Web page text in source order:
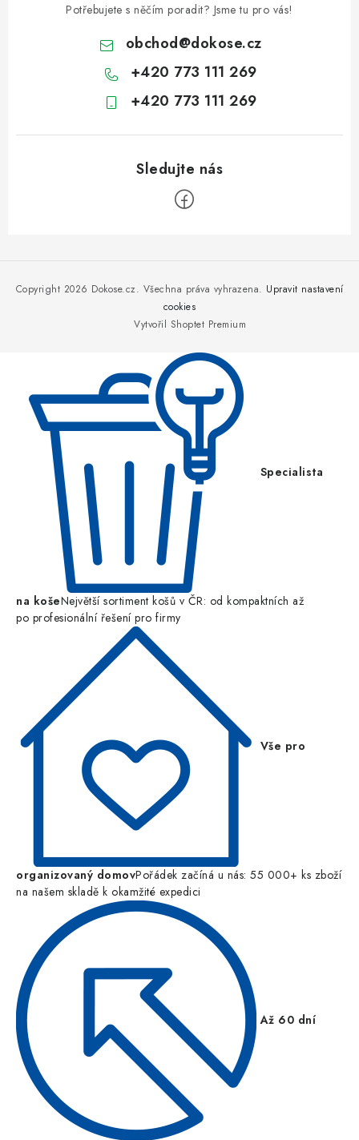
Potřebujete s něčím poradit? Jsme tu pro vás!
obchod@dokose.cz
+420 773 111 269
+420 773 111 269
Vytvořil Shoptet Premium
Copyright 2026 Dokose.cz. Všechna práva vyhrazena. Upravit nastavení
cookies
Specialista
na košeNejvětší sortiment košů v ČR: od kompaktních až
po profesionální řešení pro firmy
Vše pro
organizovaný domovPořádek začíná u nás: 55 000+ ks zboží
na našem skladě k okamžité expedici
Až 60 dní